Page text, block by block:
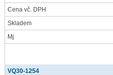
Cena vč. DPH
Skladem
Mj
VQ30-1254